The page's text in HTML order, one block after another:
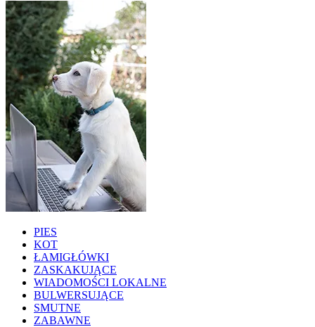
PIES
KOT
ŁAMIGŁÓWKI
ZASKAKUJĄCE
WIADOMOŚCI LOKALNE
BULWERSUJĄCE
SMUTNE
ZABAWNE